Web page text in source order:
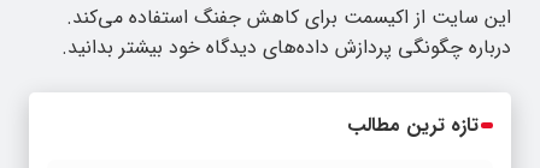
این سایت از اکیسمت برای کاهش جفنگ استفاده می‌کند.
درباره چگونگی پردازش داده‌های دیدگاه خود بیشتر بدانید.
تازه ترین مطالب